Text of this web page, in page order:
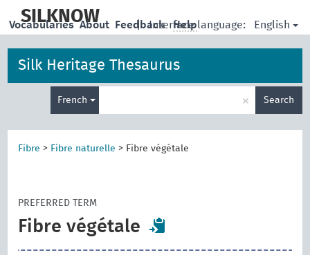
main
SILKNOW | Interface language: English
Vocabularies About Feedback Help
Silk Heritage Thesaurus
French × Search
Fibre > Fibre naturelle > Fibre végétale
PREFERRED TERM
Fibre végétale